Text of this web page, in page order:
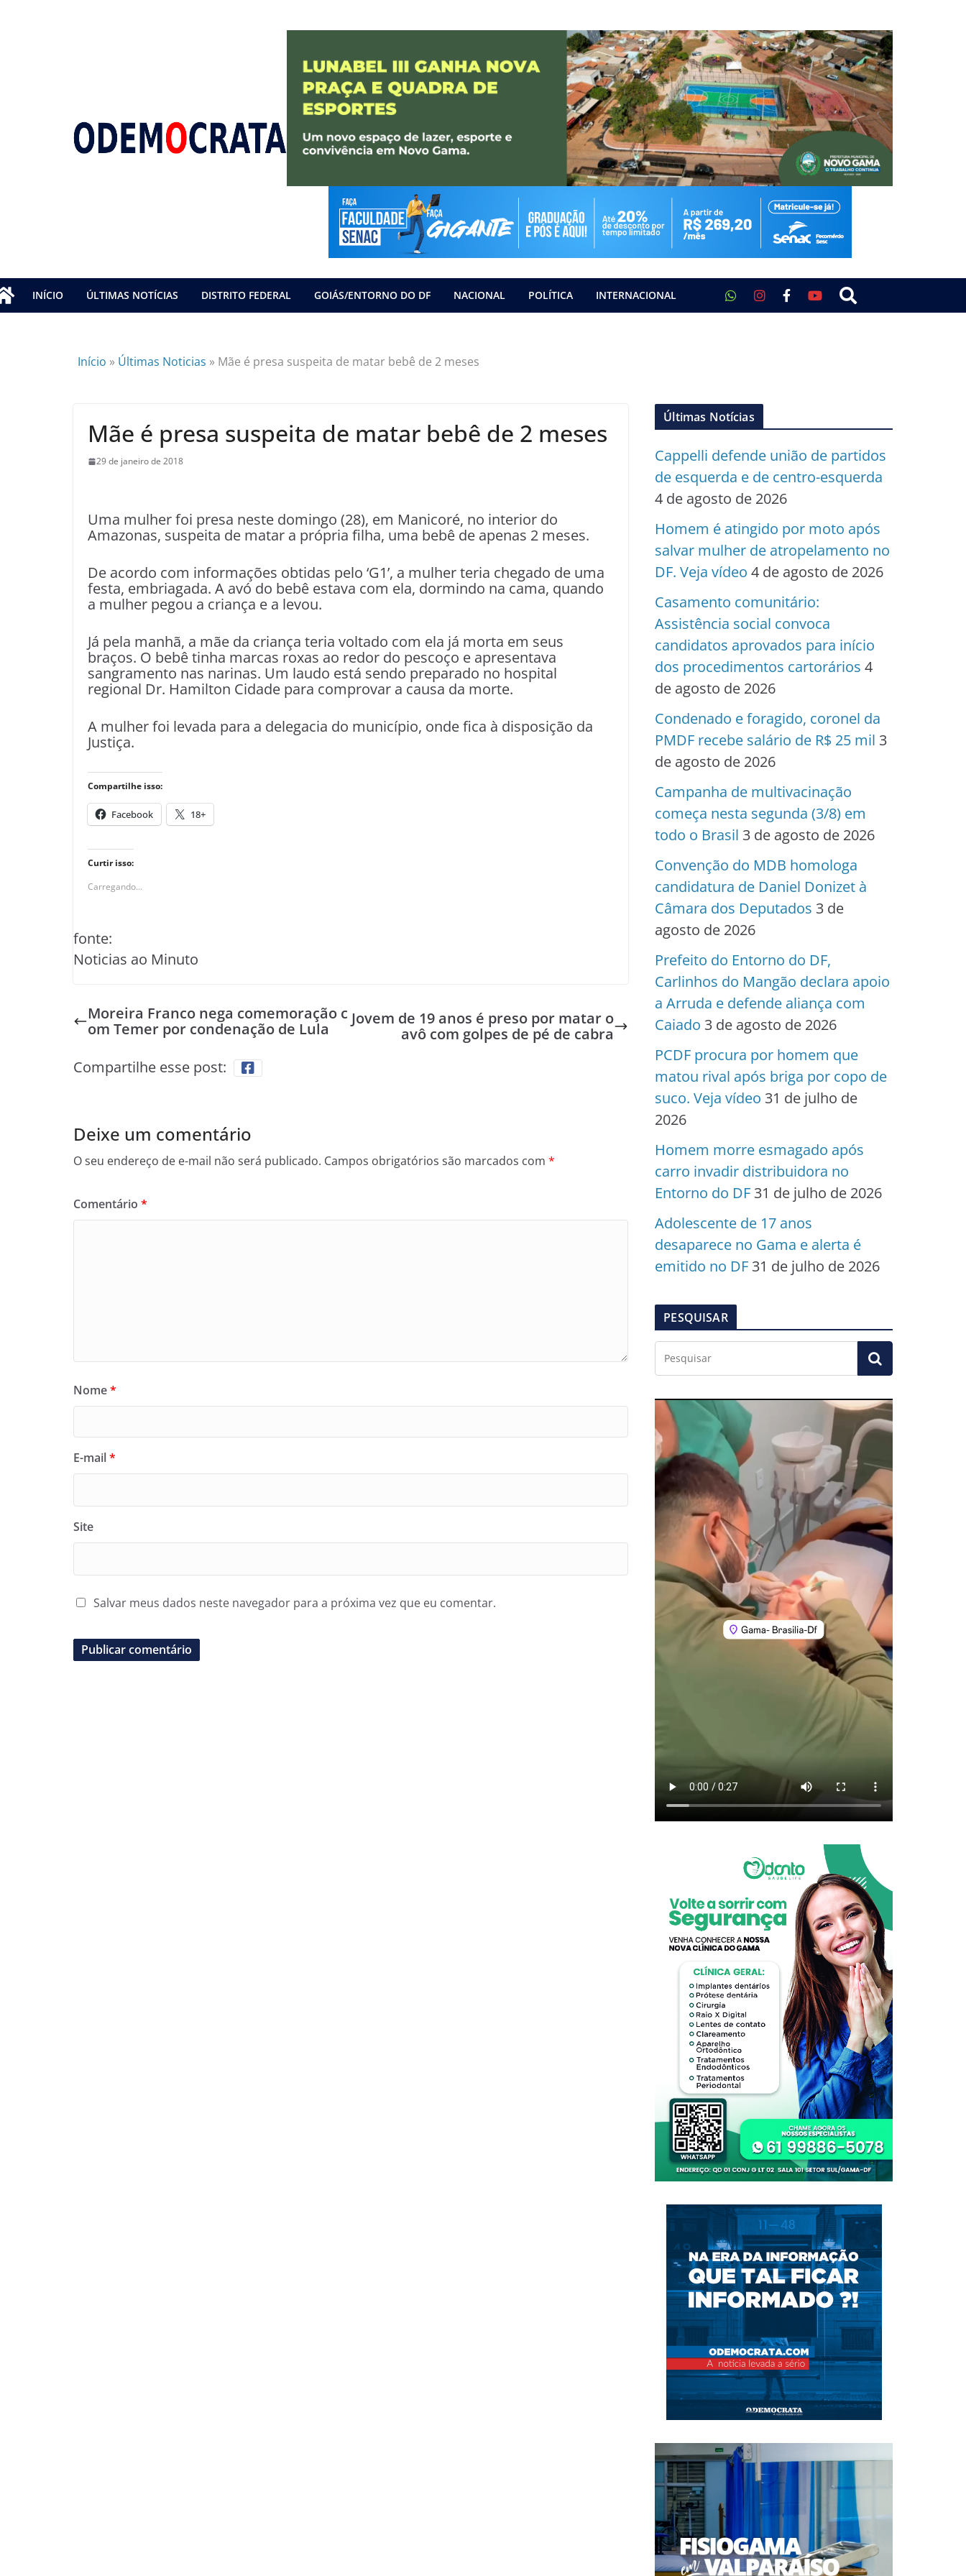
INÍCIO ÚLTIMAS NOTÍCIAS DISTRITO FEDERAL GOIÁS/ENTORNO DO DF NACIONAL POLÍTICA INTERNACIONAL
Início » Últimas Noticias » Mãe é presa suspeita de matar bebê de 2 meses
Mãe é presa suspeita de matar bebê de 2 meses
29 de janeiro de 2018
Uma mulher foi presa neste domingo (28), em Manicoré, no interior do
Amazonas, suspeita de matar a própria filha, uma bebê de apenas 2 meses.
De acordo com informações obtidas pelo ‘G1’, a mulher teria chegado de uma
festa, embriagada. A avó do bebê estava com ela, dormindo na cama, quando
a mulher pegou a criança e a levou.
Já pela manhã, a mãe da criança teria voltado com ela já morta em seus
braços. O bebê tinha marcas roxas ao redor do pescoço e apresentava
sangramento nas narinas. Um laudo está sendo preparado no hospital
regional Dr. Hamilton Cidade para comprovar a causa da morte.
A mulher foi levada para a delegacia do município, onde fica à disposição da
Justiça.
Compartilhe isso:
Facebook 18+
Curtir isso:
Carregando...
fonte:
Noticias ao Minuto
Moreira Franco nega comemoração c
om Temer por condenação de Lula
Jovem de 19 anos é preso por matar o
avô com golpes de pé de cabra
Compartilhe esse post:
Deixe um comentário
O seu endereço de e-mail não será publicado. Campos obrigatórios são marcados com *
Comentário *
Nome*
E-mail*
Site
Salvar meus dados neste navegador para a próxima vez que eu comentar.
Últimas Notícias
Cappelli defende união de partidos
de esquerda e de centro-esquerda
4 de agosto de 2026
Homem é atingido por moto após
salvar mulher de atropelamento no
DF. Veja vídeo 4 de agosto de 2026
Casamento comunitário:
Assistência social convoca
candidatos aprovados para início
dos procedimentos cartorários 4
de agosto de 2026
Condenado e foragido, coronel da
PMDF recebe salário de R$ 25 mil 3
de agosto de 2026
Campanha de multivacinação
começa nesta segunda (3/8) em
todo o Brasil 3 de agosto de 2026
Convenção do MDB homologa
candidatura de Daniel Donizet à
Câmara dos Deputados 3 de
agosto de 2026
Prefeito do Entorno do DF,
Carlinhos do Mangão declara apoio
a Arruda e defende aliança com
Caiado 3 de agosto de 2026
PCDF procura por homem que
matou rival após briga por copo de
suco. Veja vídeo 31 de julho de
2026
Homem morre esmagado após
carro invadir distribuidora no
Entorno do DF 31 de julho de 2026
Adolescente de 17 anos
desaparece no Gama e alerta é
emitido no DF 31 de julho de 2026
PESQUISAR